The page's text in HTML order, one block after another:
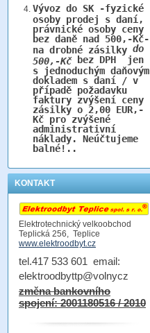
Vývoz do SK -fyzické
osoby prodej s daní,
právnické osoby ceny
bez daně nad 500,-Kč-
na drobné zásilky do
500,-Kčbez DPH jen
s jednoduchým daňovým
dokladem s daní / v
případě požadavku
faktury zvýšení ceny
zásilky o 2,00 EUR,-
Kč pro zvýšené
administrativní
náklady. Neúčtujeme
balné!..
KONTAKT
Elektrotechnický velkoobchod
Teplická 256, Teplice
www.elektroodbyt.cz
tel.417 533 601 email:
elektroodbyttp@volnycz
změna bankovního
spojení: 2001180516 / 2010